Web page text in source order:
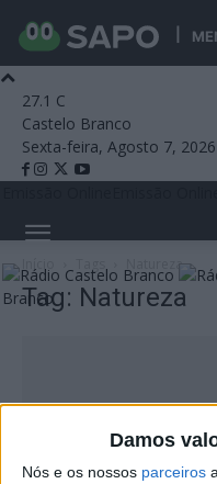
Damos
Nós e os nossos parceiros
27.1 C
Castelo Branco
Sexta-feira, Agosto 7, 2026
Branco
Natureza
Tag: Natureza